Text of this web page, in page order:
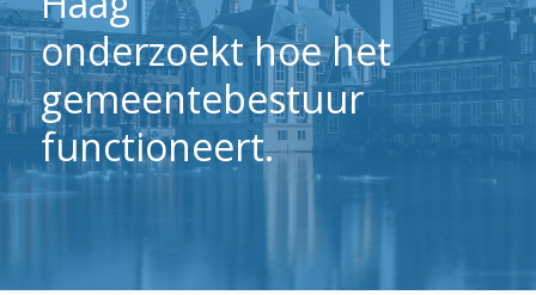
onderzoekt hoe het
gemeentebestuur
functioneert.